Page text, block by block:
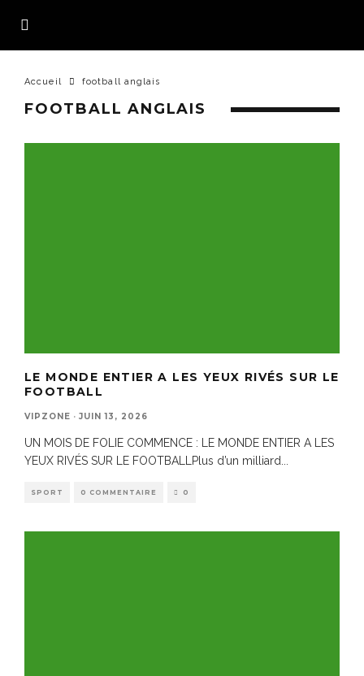
Accueil football anglais
FOOTBALL ANGLAIS
LE MONDE ENTIER A LES YEUX RIVÉS SUR LE
FOOTBALL
VIPZONE · JUIN 13, 2026
UN MOIS DE FOLIE COMMENCE : LE MONDE ENTIER A LES
YEUX RIVÉS SUR LE FOOTBALLPlus d’un milliard
SPORT 0 COMMENTAIRE 0